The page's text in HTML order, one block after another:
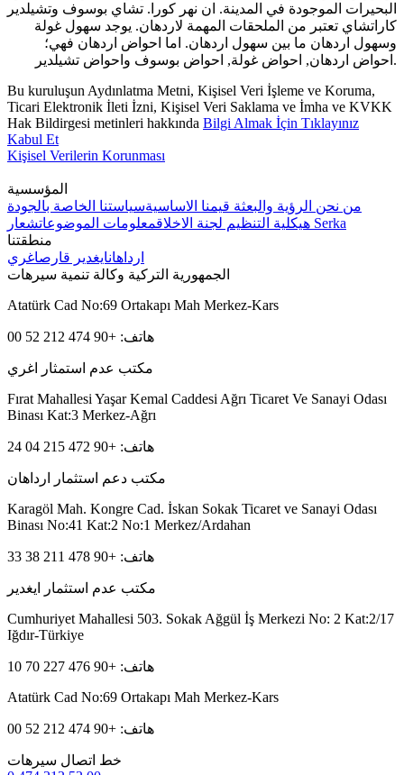
البحيرات الموجودة في المدينة. ان نهر كورا. تشاي بوسوف وتشيلدير
كاراتشاي تعتبر من الملحقات المهمة لاردهان. يوجد سهول غولة
وسهول اردهان ما بين سهول اردهان. اما احواض اردهان فهي؛
احواض اردهان, احواض غولة, احواض بوسوف واحواض تشيلدير.
Bu kuruluşun Aydınlatma Metni, Kişisel Veri İşleme ve Koruma,
Ticari Elektronik İleti İzni, Kişisel Veri Saklama ve İmha ve KVKK
Hak Bildirgesi metinleri hakkında Bilgi Almak İçin Tıklayınız
Kabul Et
Kişisel Verilerin Korunması
المؤسسية
من نحن الرؤية والبعثة قيمنا الاساسيةسياستنا الخاصة بالجودة
هيكلية التنظيم لجنة الاخلاقمعلومات الموضوعات
شعار Serka
منطقتنا
ارداهانايغدير قارصاغري
الجمهورية التركية وكالة تنمية سيرهات
Atatürk Cad No:69 Ortakapı Mah Merkez-Kars
هاتف: +90 474 212 52 00
مكتب عدم استمثار اغري
Fırat Mahallesi Yaşar Kemal Caddesi Ağrı Ticaret Ve Sanayi Odası
Binası Kat:3 Merkez-Ağrı
هاتف: +90 472 215 04 24
مكتب دعم استثمار ارداهان
Karagöl Mah. Kongre Cad. İskan Sokak Ticaret ve Sanayi Odası
Binası No:41 Kat:2 No:1 Merkez/Ardahan
هاتف: +90 478 211 38 33
مكتب عدم استثمار ايغدير
Cumhuriyet Mahallesi 503. Sokak Ağgül İş Merkezi No: 2 Kat:2/17
Iğdır-Türkiye
هاتف: +90 476 227 70 10
Atatürk Cad No:69 Ortakapı Mah Merkez-Kars
هاتف: +90 474 212 52 00
خط اتصال سيرهات